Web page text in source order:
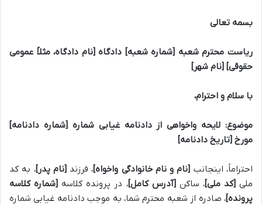
بسمه تعالی
ریاست محترم شعبه [شماره شعبه] دادگاه [نام دادگاه، مثلاً عمومی
حقوقی] [نام شهر]
با سلام و احترام،
موضوع: لایحه واخواهی از دادنامه غیابی شماره [شماره دادنامه]
مورخ [تاریخ دادنامه]
احتراماً، اینجانب [نام و نام خانوادگی واخواه]، فرزند [نام پدر]، به کد
ملی [کد ملی]، ساکن [آدرس کامل]، در پرونده کلاسه [شماره کلاسه
پرونده]، صادره از شعبه محترم شما، به موجب دادنامه غیابی شماره